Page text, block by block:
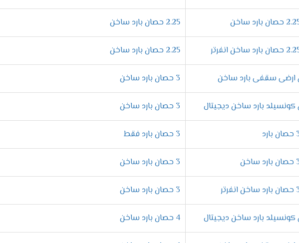
ميديا التى تعمل على تبريد سريع للمكان يجعلنا نستمتع باوقاتنا ولا نشعر بحر
المعتدل
.
عالية الكفاءة
التى تحافظ على كفاءة الوحدة الداخلية وتحميها من الصدأ والتاكل مهما تعرضت الى
الغازات
من الفريون .
شراء تكييف ميديا المزود بخاصية ميقات الايقاف التى تستخدم من أجل راحة العميل
بالتوقف أوتوماتك .
2.25 حصان بارد ساخن
2.25 حصان بارد ساخن
3 حصان بارد ساخن
3 حصان بارد ساخن
3 حصان بارد فقط
3 حصان بارد ساخن
3 حصان بارد ساخن
4 حصان بارد ساخن